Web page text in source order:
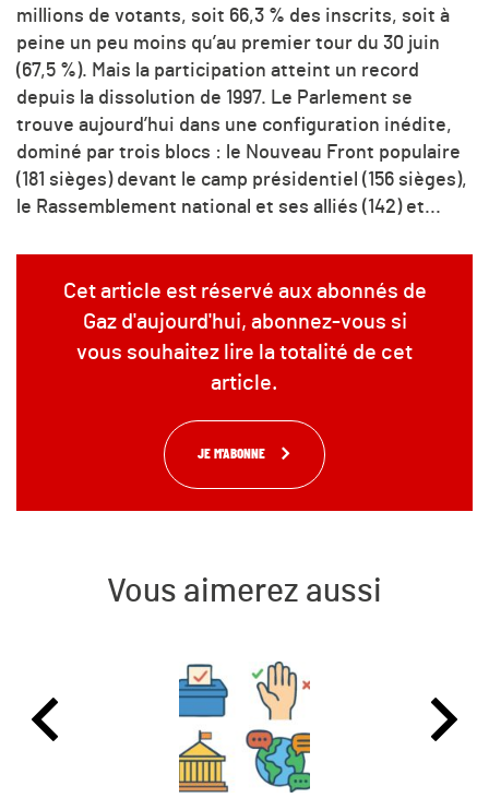
millions de votants, soit 66,3 % des inscrits, soit à
peine un peu moins qu’au premier tour du 30 juin
(67,5 %). Mais la participation atteint un record
depuis la dissolution de 1997. Le Parlement se
trouve aujourd’hui dans une configuration inédite,
dominé par trois blocs : le Nouveau Front populaire
(181 sièges) devant le camp présidentiel (156 sièges),
le Rassemblement national et ses alliés (142) et...
Cet article est réservé aux abonnés de
Gaz d'aujourd'hui, abonnez-vous si
vous souhaitez lire la totalité de cet
article.
JE M'ABONNE
Vous aimerez aussi